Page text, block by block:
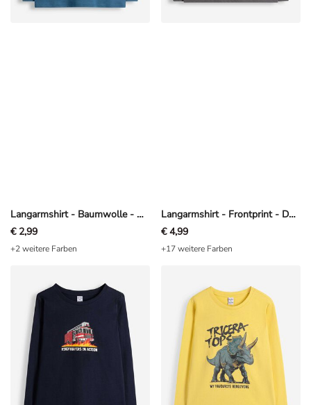
Langarmshirt - Baumwolle - Dunkelblau
€ 2,99
+2 weitere Farben
Langarmshirt - Frontprint - Dunkelgrau
€ 4,99
+17 weitere Farben